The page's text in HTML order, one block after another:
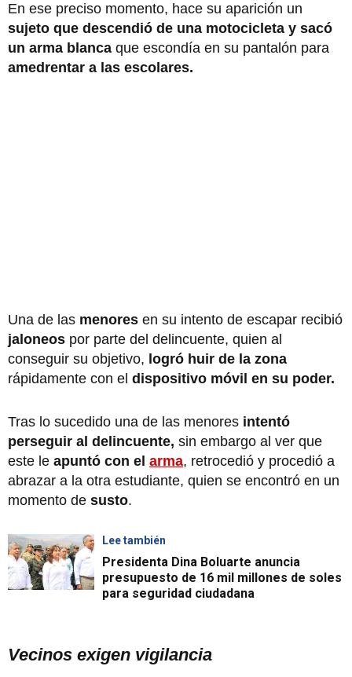
En ese preciso momento, hace su aparición un
sujeto que descendió de una motocicleta y sacó
un arma blanca que escondía en su pantalón para
amedrentar a las escolares.
Una de las menores en su intento de escapar recibió
jaloneos por parte del delincuente, quien al
conseguir su objetivo, logró huir de la zona
rápidamente con el dispositivo móvil en su poder.
Tras lo sucedido una de las menores intentó
perseguir al delincuente, sin embargo al ver que
este le apuntó con el arma, retrocedió y procedió a
abrazar a la otra estudiante, quien se encontró en un
momento de susto.
Lee también
Presidenta Dina Boluarte anuncia
presupuesto de 16 mil millones de soles
para seguridad ciudadana
Vecinos exigen vigilancia